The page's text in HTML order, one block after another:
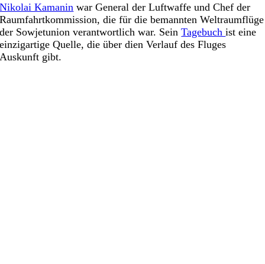
Nikolai Kamanin war General der Luftwaffe und Chef der
Raumfahrtkommission, die für die bemannten Weltraumflüge
der Sowjetunion verantwortlich war. SeinTagebuchist eine
einzigartige Quelle, die über dien Verlauf des Fluges
Auskunft gibt.